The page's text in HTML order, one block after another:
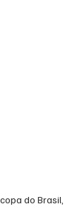
do Brasil,